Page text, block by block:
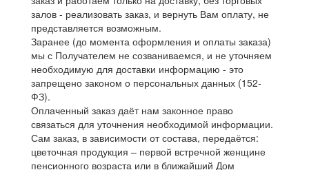
залов - реализовать заказ, и вернуть Вам оплату, не
представляется возможным.
Заранее (до момента оформления и оплаты заказа)
мы с Получателем не созваниваемся, и не уточняем
необходимую для доставки информацию - это
запрещено законом о персональных данных (152-
ФЗ).
Оплаченный заказ даёт нам законное право
связаться для уточнения необходимой информации.
Сам заказ, в зависимости от состава, передаётся:
цветочная продукция – первой встречной женщине
пенсионного возраста или в ближайший Дом